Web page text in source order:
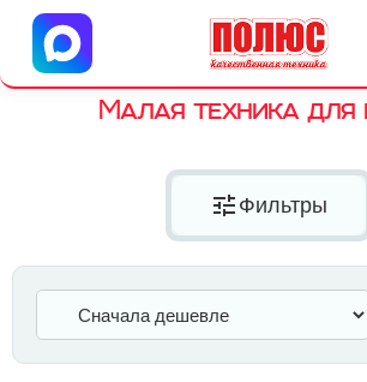
Центр бытовой техники
г. Ульяновск, ул. Пушкарева,
Малая техника для
tune Фильтры